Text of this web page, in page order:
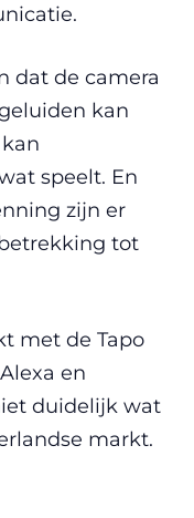
dat de camera
kan
speelt. En
zijn er
tot
met de Tapo
en
duidelijk wat
markt.